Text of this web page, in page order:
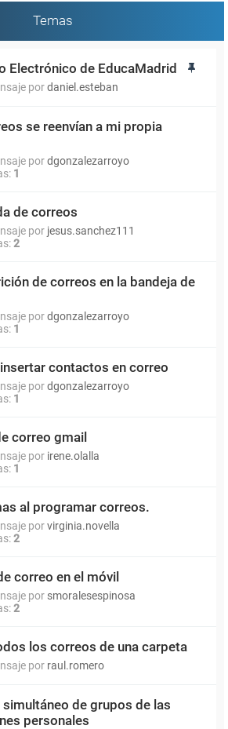
Temas
Electrónico de EducaMadrid
pordaniel.esteban
se reenvían a mi propia
pordgonzalezarroyo
1
de correos
por jesus.sanchez111
2
de correos en la bandeja de
pordgonzalezarroyo
1
contactos en correo
pordgonzalezarroyo
1
correo gmail
por irene.olalla
1
al programar correos.
porvirginia.novella
2
correo en el móvil
por smoralesespinosa
2
los correos de una carpeta
por raul.romero
de grupos de las
personales